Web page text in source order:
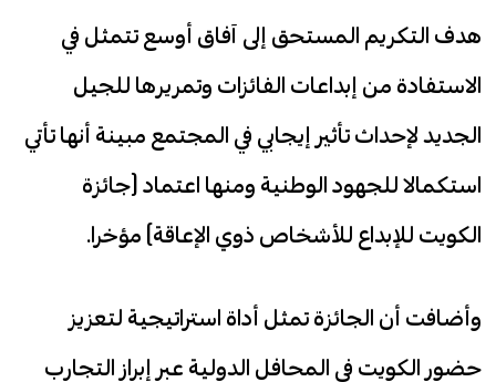
هدف التكريم المستحق إلى آفاق أوسع تتمثل في
الاستفادة من إبداعات الفائزات وتمريرها للجيل
الجديد لإحداث تأثير إيجابي في المجتمع مبينة أنها تأتي
استكمالا للجهود الوطنية ومنها اعتماد (جائزة
الكويت للإبداع للأشخاص ذوي الإعاقة) مؤخرا.
وأضافت أن الجائزة تمثل أداة استراتيجية لتعزيز
حضور الكويت في المحافل الدولية عبر إبراز التجارب